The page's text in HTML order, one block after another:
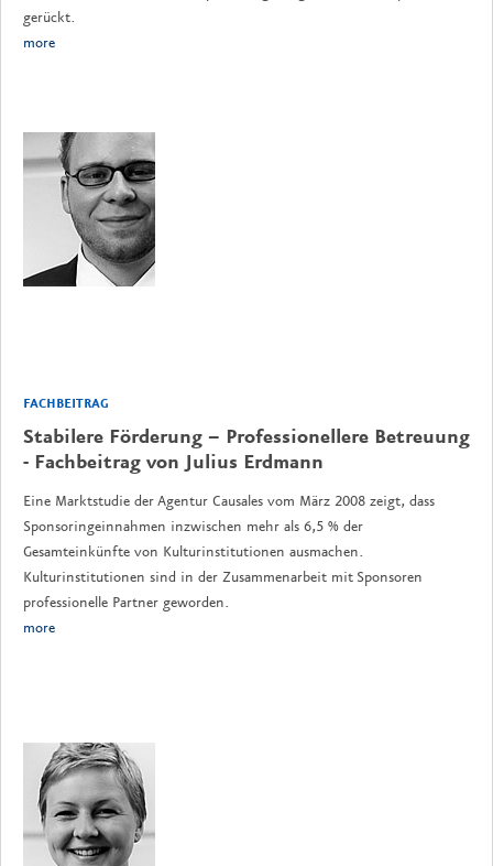
gerückt.
more
FACHBEITRAG
Stabilere Förderung – Professionellere Betreuung
- Fachbeitrag von Julius Erdmann
Eine Marktstudie der Agentur Causales vom März 2008 zeigt, dass
Sponsoringeinnahmen inzwischen mehr als 6,5 % der
Gesamteinkünfte von Kulturinstitutionen ausmachen.
Kulturinstitutionen sind in der Zusammenarbeit mit Sponsoren
professionelle Partner geworden.
more